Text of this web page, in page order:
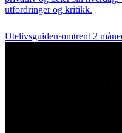
utfordringer og kritikk.
Utelivsguiden·omtrent 2